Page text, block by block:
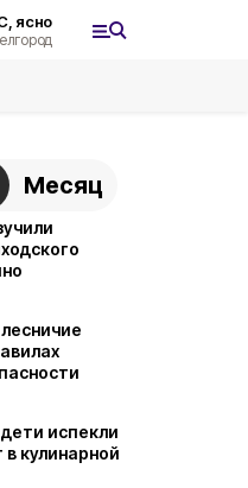
ясно
Месяц
испекли
кулинарной